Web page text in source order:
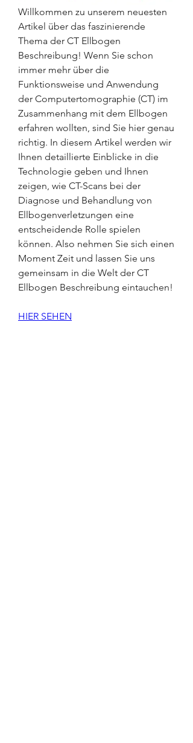
Willkommen zu unserem neuesten
Artikel über das faszinierende
Thema der CT Ellbogen
Beschreibung! Wenn Sie schon
immer mehr über die
Funktionsweise und Anwendung
der Computertomographie (CT) im
Zusammenhang mit dem Ellbogen
erfahren wollten, sind Sie hier genau
richtig. In diesem Artikel werden wir
Ihnen detaillierte Einblicke in die
Technologie geben und Ihnen
zeigen, wie CT-Scans bei der
Diagnose und Behandlung von
Ellbogenverletzungen eine
entscheidende Rolle spielen
können. Also nehmen Sie sich einen
Moment Zeit und lassen Sie uns
gemeinsam in die Welt der CT
Ellbogen Beschreibung eintauchen!
HIER SEHEN